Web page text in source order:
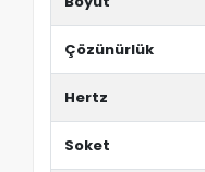
Çözünürlük
Hertz
Soket